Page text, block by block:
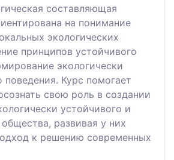
составляющая
на понимание
экологических
принципов устойчивого
экологически
поведения. Курс помогает
свою роль в создании
устойчивого и
развивая у них
к решению современных